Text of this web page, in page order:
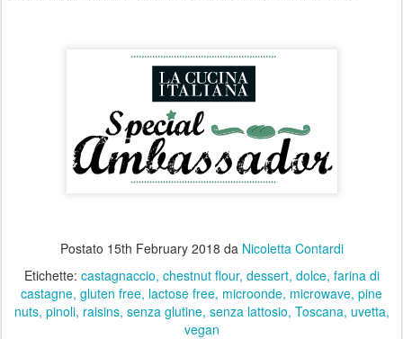
Postato 15th February 2018 da Nicoletta Contardi
Etichette: castagnaccio chestnut flour dessert dolce farina di
castagne gluten free lactose free microonde microwave pine
nuts pinoli raisins senza glutine senza lattosio Toscana uvetta
vegan